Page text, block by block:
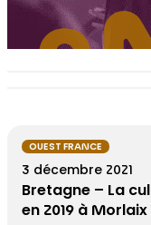
OUEST FRANCE
3 décembre 2021
Bretagne – La
en 2019 à Morlaix